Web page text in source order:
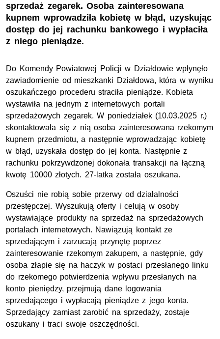
sprzedaż zegarek. Osoba zainteresowana
kupnem wprowadziła kobietę w błąd, uzyskując
dostęp do jej rachunku bankowego i wypłaciła
z niego pieniądze.
Do Komendy Powiatowej Policji w Działdowie wpłynęło
zawiadomienie od mieszkanki Działdowa, która w wyniku
oszukańczego procederu straciła pieniądze. Kobieta
wystawiła na jednym z internetowych portali
sprzedażowych zegarek. W poniedziałek (10.03.2025 r.)
skontaktowała się z nią osoba zainteresowana rzekomym
kupnem przedmiotu, a następnie wprowadzając kobietę
w błąd, uzyskała dostęp do jej konta. Następnie z
rachunku pokrzywdzonej dokonała transakcji na łączną
kwotę 10000 złotych. 27-latka została oszukana.
Oszuści nie robią sobie przerwy od działalności
przestępczej. Wyszukują oferty i celują w osoby
wystawiające produkty na sprzedaż na sprzedażowych
portalach internetowych. Nawiązują kontakt ze
sprzedającym i zarzucają przynętę poprzez
zainteresowanie rzekomym zakupem, a następnie, gdy
osoba złapie się na haczyk w postaci przesłanego linku
do rzekomego potwierdzenia wpływu przesłanych na
konto pieniędzy, przejmują dane logowania
sprzedającego i wypłacają pieniądze z jego konta.
Sprzedający zamiast zarobić na sprzedaży, zostaje
oszukany i traci swoje oszczędności.